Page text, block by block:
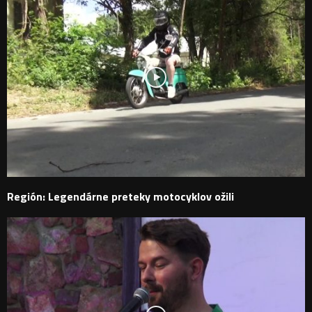
Región: Legendárne preteky motocyklov ožili